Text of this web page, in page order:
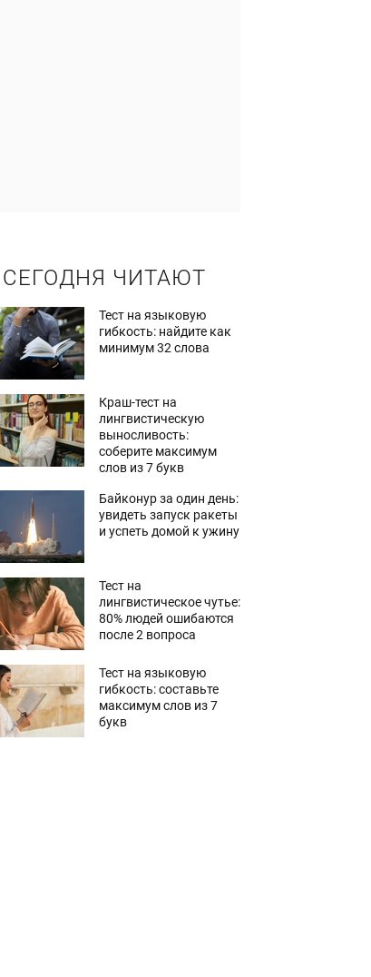
СЕГОДНЯ ЧИТАЮТ
Тест на языковую
гибкость: найдите как
минимум 32 слова
Краш-тест на
лингвистическую
выносливость:
соберите максимум
слов из 7 букв
Байконур за один день:
увидеть запуск ракеты
и успеть домой к ужину
Тест на
лингвистическое чутье:
80% людей ошибаются
после 2 вопроса
Тест на языковую
гибкость: составьте
максимум слов из 7
букв